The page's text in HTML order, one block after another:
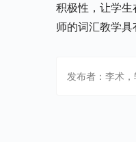
积极性，让学
师的词汇教学具
发布者：李术，